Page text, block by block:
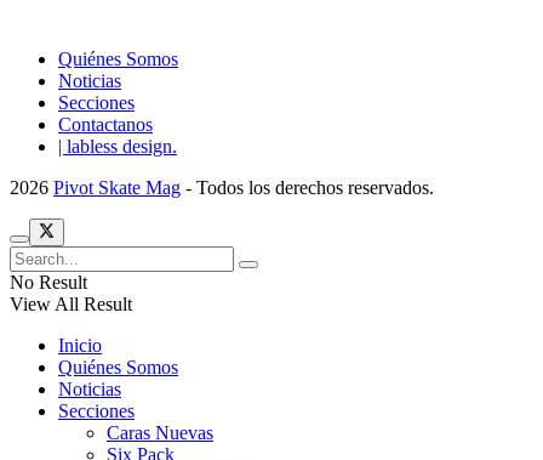
Quiénes Somos
Noticias
Secciones
Contactanos
| labless design.
2026 Pivot Skate Mag - Todos los derechos reservados.
No Result
View All Result
Inicio
Quiénes Somos
Noticias
Secciones
Caras Nuevas
Six Pack